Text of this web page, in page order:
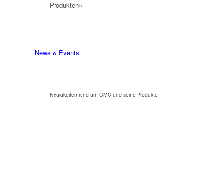
Produkten»
News & Events
Neuigkeiten rund um CMC und seine Produkte